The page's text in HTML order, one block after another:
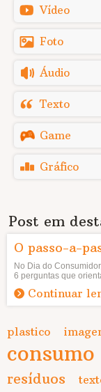
Vídeo
Foto
Áudio
Texto
Game
Gráfico
Post em
O passo-a-
No Dia do
6 perguntas que
Continuar
plastico
resíduos